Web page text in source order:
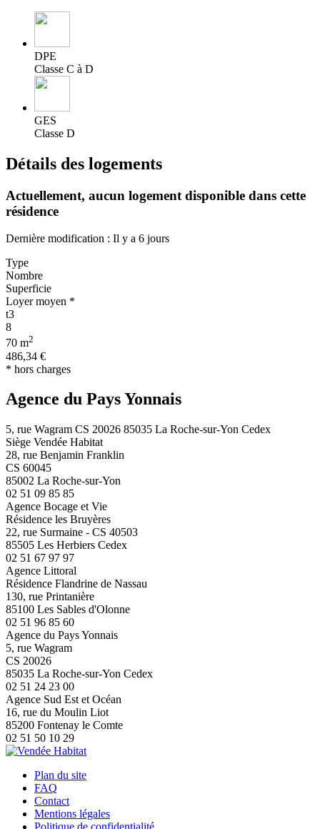
DPE
Classe C à D
GES
Classe D
Détails des logements
Actuellement, aucun logement disponible dans cette
résidence
Dernière modification : Il y a 6 jours
Type
Nombre
Superficie
Loyer moyen *
t3
8
70 m2
486,34 €
* hors charges
Agence du Pays Yonnais
5, rue Wagram CS 20026 85035 La Roche-sur-Yon Cedex
Siège Vendée Habitat
28, rue Benjamin Franklin
CS 60045
85002 La Roche-sur-Yon
02 51 09 85 85
Agence Bocage et Vie
Résidence les Bruyères
22, rue Surmaine - CS 40503
85505 Les Herbiers Cedex
02 51 67 97 97
Agence Littoral
Résidence Flandrine de Nassau
130, rue Printanière
85100 Les Sables d'Olonne
02 51 96 85 60
Agence du Pays Yonnais
5, rue Wagram
CS 20026
85035 La Roche-sur-Yon Cedex
02 51 24 23 00
Agence Sud Est et Océan
16, rue du Moulin Liot
85200 Fontenay le Comte
02 51 50 10 29
Plan du site
FAQ
Contact
Mentions légales